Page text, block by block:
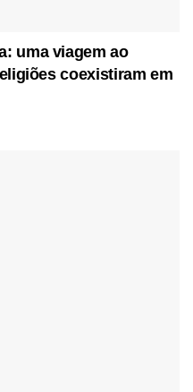
uma viagem ao
coexistiram em